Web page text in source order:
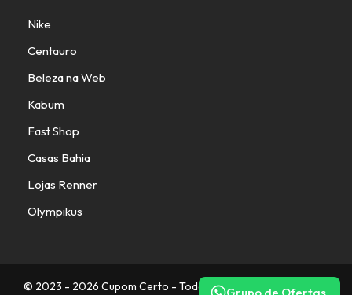
Nike
Centauro
Beleza na Web
Kabum
Fast Shop
Casas Bahia
Lojas Renner
Olympikus
© 2023 - 2026 Cupom Certo - Todos os direitos reservados.